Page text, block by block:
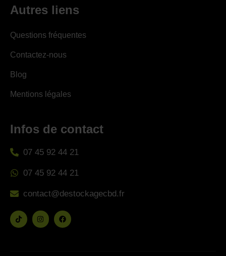
Autres liens
Questions fréquentes
Contactez-nous
Blog
Mentions légales
Infos de contact
07 45 92 44 21
07 45 92 44 21
contact@destockagecbd.fr